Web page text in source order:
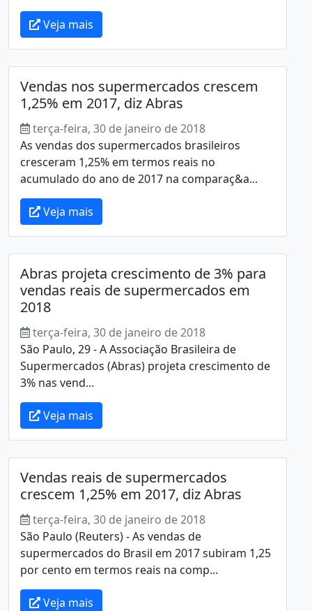
Veja mais
Vendas nos supermercados crescem
1,25% em 2017, diz Abras
terça-feira, 30 de janeiro de 2018
As vendas dos supermercados brasileiros
cresceram 1,25% em termos reais no
acumulado do ano de 2017 na comparaç&a...
Veja mais
Abras projeta crescimento de 3% para
vendas reais de supermercados em
2018
terça-feira, 30 de janeiro de 2018
São Paulo, 29 - A Associação Brasileira de
Supermercados (Abras) projeta crescimento de
3% nas vend...
Veja mais
Vendas reais de supermercados
crescem 1,25% em 2017, diz Abras
terça-feira, 30 de janeiro de 2018
São Paulo (Reuters) - As vendas de
supermercados do Brasil em 2017 subiram 1,25
por cento em termos reais na comp...
Veja mais